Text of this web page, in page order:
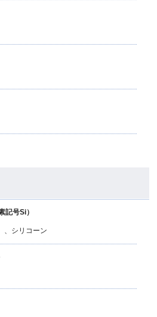
記号Si）
、シリコーン